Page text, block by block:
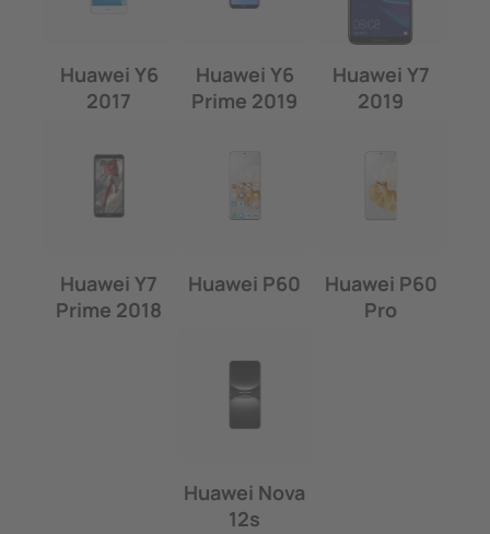
Huawei Y6
2017
Huawei Y6
Prime 2019
Huawei Y7
2019
Huawei Y7
Prime 2018
Huawei P60
Huawei P60
Pro
Huawei Nova
12s